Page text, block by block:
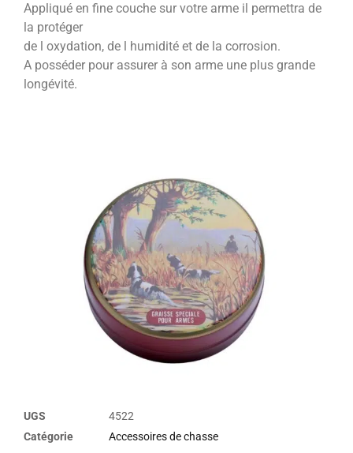
Appliqué en fine couche sur votre arme il permettra de
la protéger
de l oxydation, de l humidité et de la corrosion.
A posséder pour assurer à son arme une plus grande
longévité.
UGS
4522
Catégorie
Accessoires de chasse